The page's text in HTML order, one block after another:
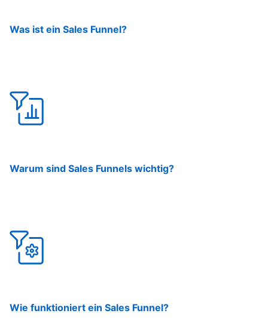
Was ist ein Sales Funnel?
Warum sind Sales Funnels wichtig?
Wie funktioniert ein Sales Funnel?